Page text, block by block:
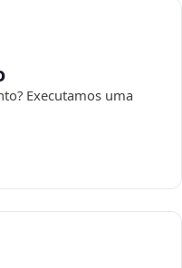
Executamos uma